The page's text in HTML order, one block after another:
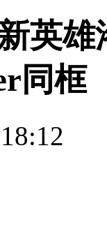
英
同框